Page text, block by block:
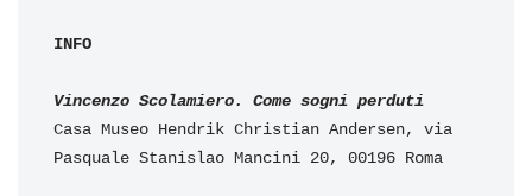
INFO
Vincenzo Scolamiero. Come sogni perduti
Casa Museo Hendrik Christian Andersen, via
Pasquale Stanislao Mancini 20, 00196 Roma